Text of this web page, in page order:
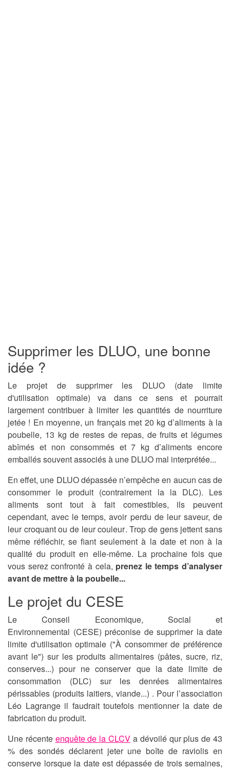
Supprimer les DLUO, une bonne
idée ?
Le projet de supprimer les DLUO (date limite
d'utilisation optimale) va dans ce sens et pourrait
largement contribuer à limiter les quantités de nourriture
jetée ! En moyenne, un français met 20 kg d’aliments à la
poubelle, 13 kg de restes de repas, de fruits et légumes
abîmés et non consommés et 7 kg d’aliments encore
emballés souvent associés à une DLUO mal interprétée...
En effet, une DLUO dépassée n’empêche en aucun cas de
consommer le produit (contrairement la la DLC). Les
aliments sont tout à fait comestibles, ils peuvent
cependant, avec le temps,avoir perdu de leur saveur, de
leur croquant ou de leur couleur. Trop de gens jettent sans
même réfléchir, se fiant seulement à la date et non à la
qualité du produit en elle-même. La prochaine fois que
vous serez confronté à cela, prenez le temps d’analyser
avant de mettre à la poubelle...
Le projet du CESE
Le Conseil Economique, Social et
Environnemental (CESE) préconise de supprimer la date
limite d'utilisation optimale ("À consommer de préférence
avant le") sur les produits alimentaires (pâtes, sucre, riz,
conserves...) pour ne conserver que la date limite de
consommation (DLC) sur les denrées alimentaires
périssables (produits laitiers, viande...) . Pour l’association
Léo Lagrange il faudrait toutefois mentionner la date de
fabrication du produit.
Une récente enquête de la CLCV a dévoilé qur plus de 43
% des sondés déclarent jeter une boîte de raviolis en
conserve lorsque la date est dépassée de trois semaines,